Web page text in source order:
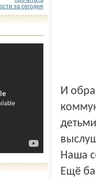
за сегодня
И обращались по разным поводам. У кого-то конфликт с
Наша
Ещё